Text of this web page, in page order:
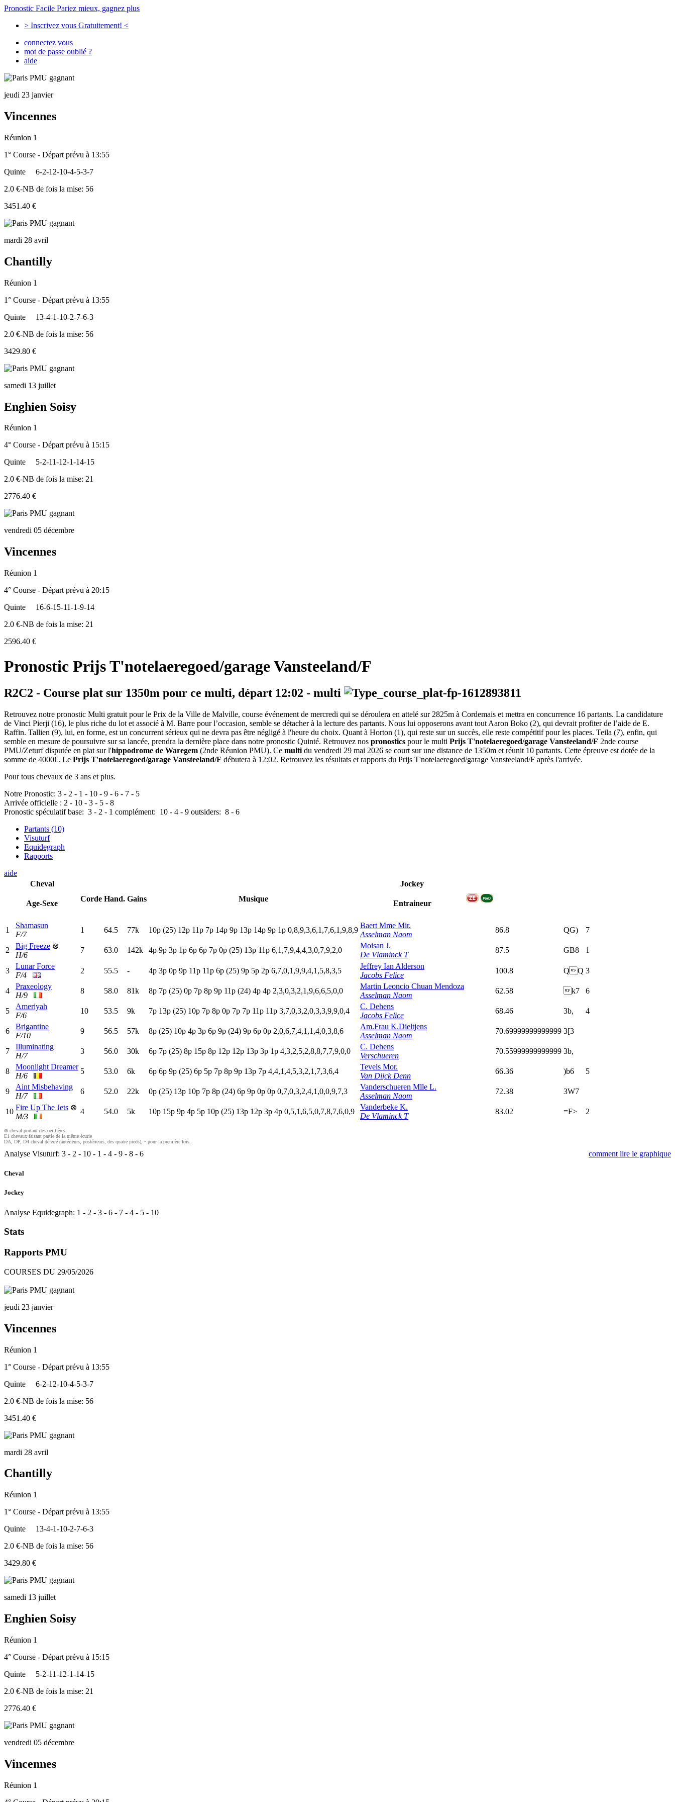
Pronostic Facile Pariez mieux, gagnez plus
> Inscrivez vous Gratuitement! <
connectez vous
mot de passe oublié ?
aide
jeudi 23 janvier
Vincennes
Réunion 1
1° Course - Départ prévu à 13:55
Quinte
6-2-12-10-4-5-3-7
2.0 €-NB de fois la mise: 56
3451.40 €
mardi 28 avril
Chantilly
Réunion 1
1° Course - Départ prévu à 13:55
Quinte
13-4-1-10-2-7-6-3
2.0 €-NB de fois la mise: 56
3429.80 €
samedi 13 juillet
Enghien Soisy
Réunion 1
4° Course - Départ prévu à 15:15
Quinte
5-2-11-12-1-14-15
2.0 €-NB de fois la mise: 21
2776.40 €
vendredi 05 décembre
Vincennes
Réunion 1
4° Course - Départ prévu à 20:15
Quinte
16-6-15-11-1-9-14
2.0 €-NB de fois la mise: 21
2596.40 €
Pronostic Prijs T'notelaeregoed/garage Vansteeland/F
R2C2 - Course plat sur 1350m pour ce multi, départ 12:02 - multi
Retrouvez notre pronostic Multi gratuit pour le Prix de la Ville de Malville, course événement de mercredi qui se déroulera en attelé sur 2825m à Cordemais et mettra en concurrence 16 partants. La candidature
de Vinci Pierji (16), le plus riche du lot et associé à M. Barre pour l’occasion, semble se détacher à la lecture des partants. Nous lui opposerons avant tout Aaron Boko (2), qui devrait profiter de l’aide de E.
Raffin. Tallien (9), lui, en forme, est un concurrent sérieux qui ne devra pas être négligé à l'heure du choix. Quant à Horton (1), qui reste sur un succès, elle reste compétitif pour les places. Teila (7), enfin, qui
semble en mesure de poursuivre sur sa lancée, prendra la dernière place dans notre pronostic Quinté. Retrouvez nos pronostics pour le multi Prijs T'notelaeregoed/garage Vansteeland/F 2nde course
PMU/Zeturf disputée en plat sur l'hippodrome de Waregem (2nde Réunion PMU). Ce multi du vendredi 29 mai 2026 se court sur une distance de 1350m et réunit 10 partants. Cette épreuve est dotée de la
somme de 4000€. Le Prijs T'notelaeregoed/garage Vansteeland/F débutera à 12:02. Retrouvez les résultats et rapports du Prijs T'notelaeregoed/garage Vansteeland/F après l'arrivée.
Pour tous chevaux de 3 ans et plus.
Notre Pronostic: 3 - 2 - 1 - 10 - 9 - 6 - 7 - 5
Arrivée officielle : 2 - 10 - 3 - 5 - 8
Pronostic spéculatif base: 3 - 2 - 1 complément: 10 - 4 - 9 outsiders: 8 - 6
Partants (10)
Visuturf
Equidegraph
Rapports
aide
Cheval
Age-Sexe
Corde Hand. Gains Musique
Jockey
Entraineur
1
Shamasun
F/7
1 64.5 77k 10p (25) 12p 11p 7p 14p 9p 13p 14p 9p 1p 0,8,9,3,6,1,7,6,1,9,8,9
Baert Mme Mir.
Asselman Naom
86.8 QG) 7
2 Big Freeze ⊗
H/6
7 63.0 142k 4p 9p 3p 1p 6p 6p 7p 0p (25) 13p 11p 6,1,7,9,4,4,3,0,7,9,2,0
Moisan J.
De Vlaminck T
87.5 GB8 1
3
Lunar Force
F/4
2 55.5 - 4p 3p 0p 9p 11p 11p 6p (25) 9p 5p 2p 6,7,0,1,9,9,4,1,5,8,3,5
Jeffrey Ian Alderson
Jacobs Felice
100.8 QQ 3
4
Praxeology
H/9
8 58.0 81k 8p 7p (25) 0p 7p 8p 9p 11p (24) 4p 4p 2,3,0,3,2,1,9,6,6,5,0,0
Martin Leoncio Chuan Mendoza
Asselman Naom
62.58 k7 6
5
Ameriyah
F/6
10 53.5 9k 7p 13p (25) 10p 7p 8p 0p 7p 7p 11p 11p 3,7,0,3,2,0,3,3,9,9,0,4
C. Dehens
Jacobs Felice
68.46 3b, 4
6
Brigantine
F/10
9 56.5 57k 8p (25) 10p 4p 3p 6p 9p (24) 9p 6p 0p 2,0,6,7,4,1,1,4,0,3,8,6
Am.Frau K.Dieltjens
Asselman Naom
70.69999999999999 3[3
7
Illuminating
H/7
3 56.0 30k 6p 7p (25) 8p 15p 8p 12p 12p 13p 3p 1p 4,3,2,5,2,8,8,7,7,9,0,0
C. Dehens
Verschueren
70.55999999999999 3b,
8
Moonlight Dreamer
H/6
5 53.0 6k 6p 6p 9p (25) 6p 5p 7p 8p 9p 13p 7p 4,4,1,4,5,3,2,1,7,3,6,4
Tevels Mor.
Van Dijck Denn
66.36 )b6 5
9
Aint Misbehaving
H/7
6 52.0 22k 0p (25) 13p 10p 7p 8p (24) 6p 9p 0p 0p 0,7,0,3,2,4,1,0,0,9,7,3
Vanderschueren Mlle L.
Asselman Naom
72.38 3W7
10 Fire Up The Jets ⊗
M/3
4 54.0 5k 10p 15p 9p 4p 5p 10p (25) 13p 12p 3p 4p 0,5,1,6,5,0,7,8,7,6,0,9
Vanderbeke K.
De Vlaminck T
83.02 =F> 2
⊗ cheval portant des oeilllères
E1 chevaux faisant partie de la même écurie
DA, DP, D4 cheval déferré (antérieurs, postérieurs, des quatre pieds), • pour la première fois.
Analyse Visuturf: 3 - 2 - 10 - 1 - 4 - 9 - 8 - 6 comment lire le graphique
Cheval
Jockey
Analyse Equidegraph: 1 - 2 - 3 - 6 - 7 - 4 - 5 - 10
Stats
Rapports PMU
COURSES DU 29/05/2026
jeudi 23 janvier
Vincennes
Réunion 1
1° Course - Départ prévu à 13:55
Quinte
6-2-12-10-4-5-3-7
2.0 €-NB de fois la mise: 56
3451.40 €
mardi 28 avril
Chantilly
Réunion 1
1° Course - Départ prévu à 13:55
Quinte
13-4-1-10-2-7-6-3
2.0 €-NB de fois la mise: 56
3429.80 €
samedi 13 juillet
Enghien Soisy
Réunion 1
4° Course - Départ prévu à 15:15
Quinte
5-2-11-12-1-14-15
2.0 €-NB de fois la mise: 21
2776.40 €
vendredi 05 décembre
Vincennes
Réunion 1